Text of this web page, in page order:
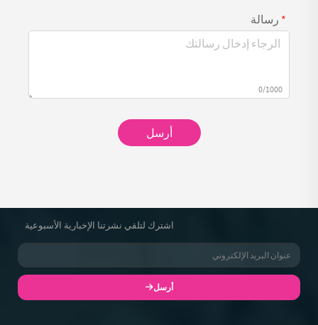
رسالة
0/1000
أرسل
اشترك لتلقي نشرتنا الإخبارية الأسبوعية
أرسل